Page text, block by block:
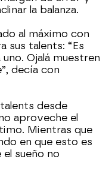
la balanza.
al máximo con
sus talents: “Es
Ojalá muestren
decía con
desde
aproveche el
Mientras que
en que esto es
el sueño no